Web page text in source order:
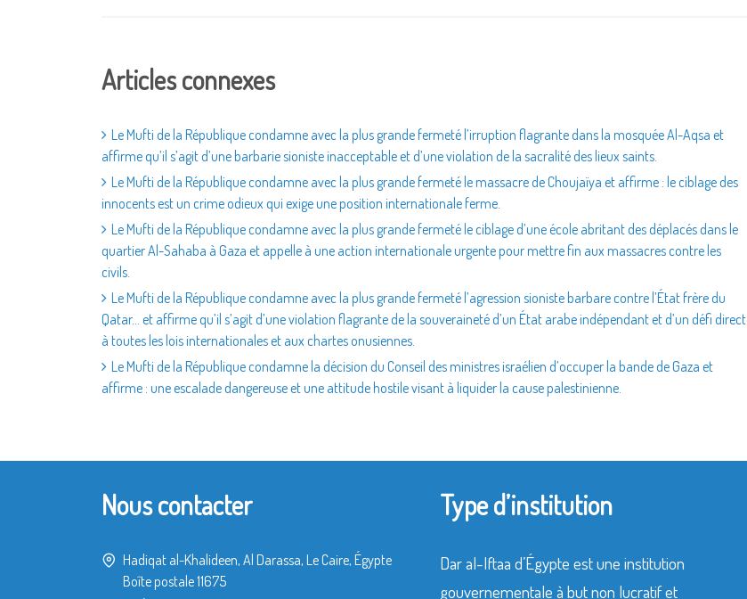
Articles connexes
Le Mufti de la République condamne avec la plus grande fermeté l’irruption flagrante dans la mosquée Al-Aqsa et
affirme qu’il s’agit d’une barbarie sioniste inacceptable et d’une violation de la sacralité des lieux saints.
Le Mufti de la République condamne avec la plus grande fermeté le massacre de Choujaïya et affirme : le ciblage des
innocents est un crime odieux qui exige une position internationale ferme.
Le Mufti de la République condamne avec la plus grande fermeté le ciblage d’une école abritant des déplacés dans le
quartier Al-Sahaba à Gaza et appelle à une action internationale urgente pour mettre fin aux massacres contre les
civils.
Le Mufti de la République condamne avec la plus grande fermeté l’agression sioniste barbare contre l’État frère du
Qatar… et affirme qu’il s’agit d’une violation flagrante de la souveraineté d’un État arabe indépendant et d’un défi direct
à toutes les lois internationales et aux chartes onusiennes.
Le Mufti de la République condamne la décision du Conseil des ministres israélien d’occuper la bande de Gaza et
affirme : une escalade dangereuse et une attitude hostile visant à liquider la cause palestinienne.
Nous contacter
Hadiqat al-Khalideen, Al Darassa, Le Caire, Égypte
Boîte postale 11675
Type d’institution
Dar al-Iftaa d’Égypte est une institution
gouvernementale à but non lucratif et